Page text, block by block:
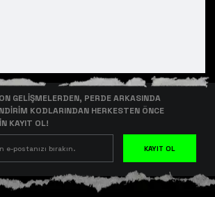
GELİŞMELERDEN, PERDE ARKASINDA
KODLARINDAN HERKESTEN ÖNCE
KAYIT OL!
KAYIT OL